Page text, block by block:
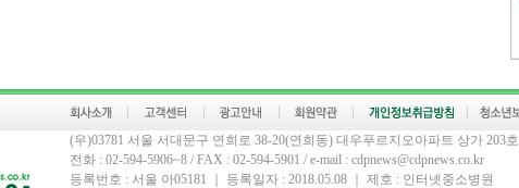
(우)03781 서울 서대문구 연희로 38-20(연희동) 대우푸르지오아파트 상가 203호
전화 : 02-594-5906~8 / FAX : 02-594-5901 / e-mail : cdpnews@cdpnews.co.kr
등록번호 : 서울 아05181 ｜ 등록일자 : 2018.05.08 ｜ 제호 : 인터넷중소병원